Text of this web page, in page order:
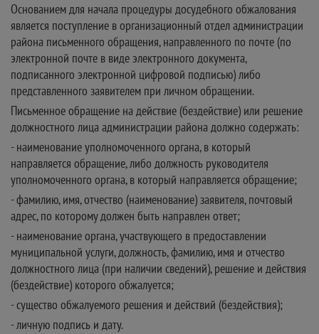
Основанием для начала процедуры досудебного обжалования
является поступление в организационный отдел администрации
района письменного обращения, направленного по почте (по
электронной почте в виде электронного документа,
подписанного электронной цифровой подписью) либо
представленного заявителем при личном обращении.
Письменное обращение на действие (бездействие) или решение
должностного лица администрации района должно содержать:
- наименование уполномоченного органа, в который
направляется обращение, либо должность руководителя
уполномоченного органа, в который направляется обращение;
- фамилию, имя, отчество (наименование) заявителя, почтовый
адрес, по которому должен быть направлен ответ;
- наименование органа, участвующего в предоставлении
муниципальной услуги, должность, фамилию, имя и отчество
должностного лица (при наличии сведений), решение и действия
(бездействие) которого обжалуется;
- существо обжалуемого решения и действий (бездействия);
- личную подпись и дату.